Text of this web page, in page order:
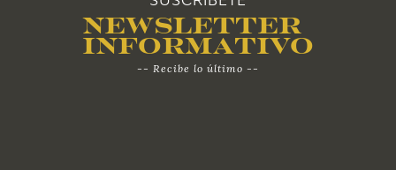
Newsletter
Informativo
-- Recibe lo último --